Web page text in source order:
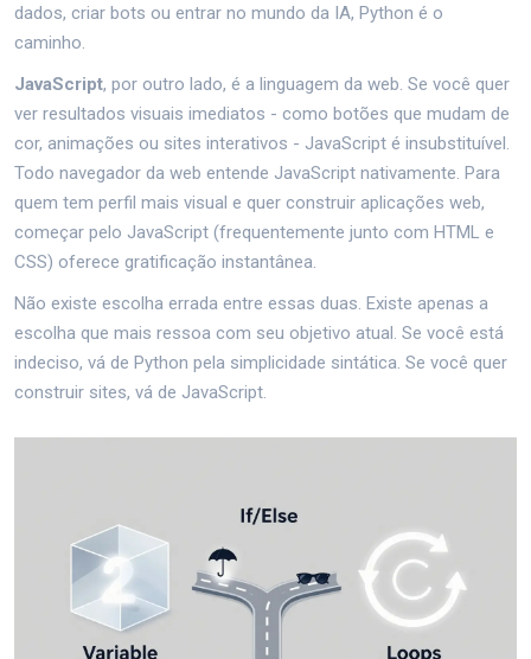
dados, criar bots ou entrar no mundo da IA, Python é o
caminho.
JavaScript, por outro lado, é a linguagem da web. Se você quer
ver resultados visuais imediatos - como botões que mudam de
cor, animações ou sites interativos - JavaScript é insubstituível.
Todo navegador da web entende JavaScript nativamente. Para
quem tem perfil mais visual e quer construir aplicações web,
começar pelo JavaScript (frequentemente junto com HTML e
CSS) oferece gratificação instantânea.
Não existe escolha errada entre essas duas. Existe apenas a
escolha que mais ressoa com seu objetivo atual. Se você está
indeciso, vá de Python pela simplicidade sintática. Se você quer
construir sites, vá de JavaScript.